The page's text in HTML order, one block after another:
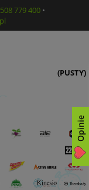
508 779 400•
(PUSTY)
Opinie